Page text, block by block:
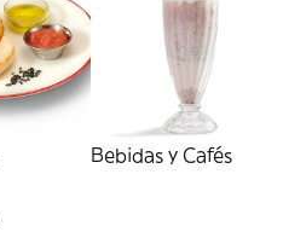
Bebidas y Cafés